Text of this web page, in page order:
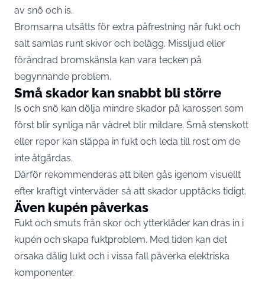
av snö och is.
Bromsarna utsätts för extra påfrestning när fukt och
salt samlas runt skivor och belägg. Missljud eller
förändrad bromskänsla kan vara tecken på
begynnande problem.
Små skador kan snabbt bli större
Is och snö kan dölja mindre skador på karossen som
först blir synliga när vädret blir mildare. Små stenskott
eller repor kan släppa in fukt och leda till rost om de
inte åtgärdas.
Därför rekommenderas att bilen gås igenom visuellt
efter kraftigt vinterväder så att skador upptäcks tidigt.
Även kupén påverkas
Fukt och smuts från skor och ytterkläder kan dras in i
kupén och skapa fuktproblem. Med tiden kan det
orsaka dålig lukt och i vissa fall påverka elektriska
komponenter.